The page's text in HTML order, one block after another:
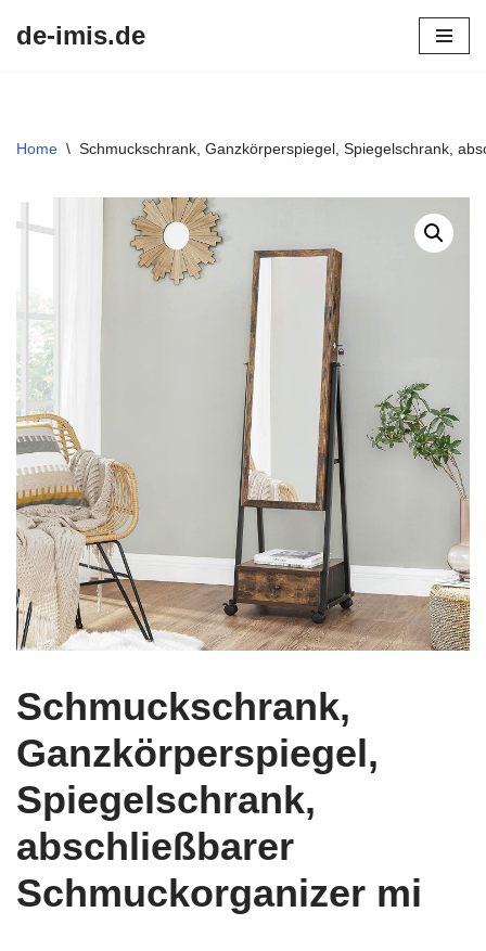
de-imis.de
Home \ Schmuckschrank, Ganzkörperspiegel, Spiegelschrank,
Schmuckschrank,
Ganzkörperspiegel,
Spiegelschrank,
abschließbarer
Schmuckorganizer mi